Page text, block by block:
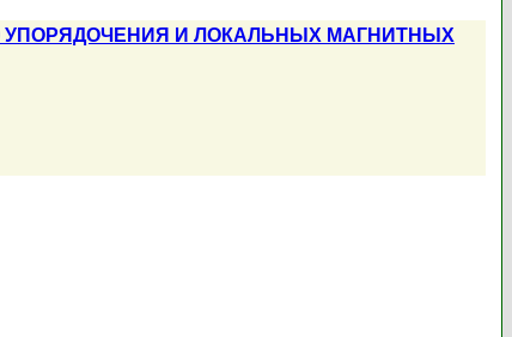
И ЛОКАЛЬНЫХ МАГНИТНЫХ